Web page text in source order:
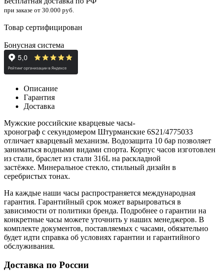
при заказе от 30.000 руб.
Товар сертифицирован
Бонусная система
Описание
Гарантия
Доставка
Мужские российские кварцевые часы-
хронограф с секундомером Штурманские 6S21/4775033
отличает кварцевый механизм. Водозащита 10 бар позволяет
заниматься водными видами спорта. Корпус часов изготовлен
из стали, браслет из стали 316L на раскладной
застёжке. Минеральное стекло, стильный дизайн в
серебристых тонах.
На каждые наши часы распространяется международная
гарантия. Гарантийный срок может варьироваться в
зависимости от политики бренда. Подробнее о гарантии на
конкретные часы можете уточнить у наших менеджеров. В
комплекте документов, поставляемых с часами, обязательно
будет идти справка об условиях гарантии и гарантийного
обслуживания.
Доставка по России